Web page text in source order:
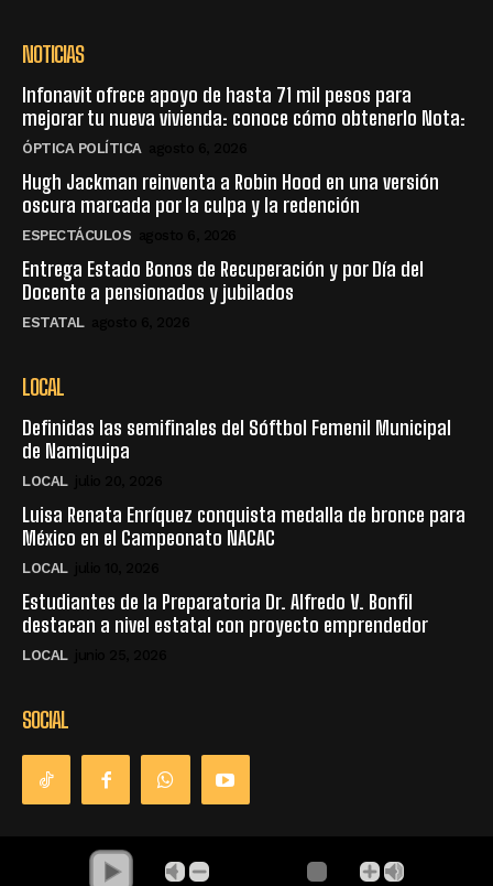
NOTICIAS
Infonavit ofrece apoyo de hasta 71 mil pesos para
mejorar tu nueva vivienda: conoce cómo obtenerlo Nota:
ÓPTICA POLÍTICA
Hugh Jackman reinventa a Robin Hood en una versión
oscura marcada por la culpa y la redención
ESPECTÁCULOS
Entrega Estado Bonos de Recuperación y por Día del
Docente a pensionados y jubilados
ESTATAL
LOCAL
Definidas las semifinales del Sóftbol Femenil Municipal
de Namiquipa
LOCAL
Luisa Renata Enríquez conquista medalla de bronce para
México en el Campeonato NACAC
LOCAL
Estudiantes de la Preparatoria Dr. Alfredo V. Bonfil
destacan a nivel estatal con proyecto emprendedor
LOCAL
SOCIAL